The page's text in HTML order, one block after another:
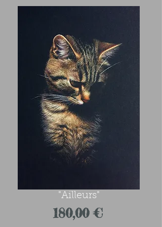
"Ailleurs"
180,00 €Prix